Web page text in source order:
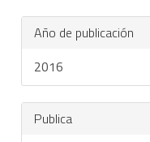
Año de publicación
2016
Publica